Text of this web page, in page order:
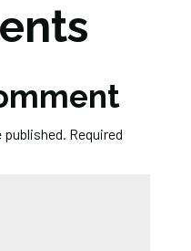
published. Required